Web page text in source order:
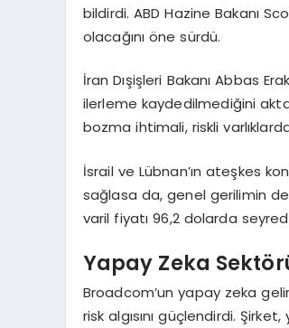
bildirdi. ABD Hazine Bakanı
olacağını öne sürdü.
İran Dışişleri Bakanı Abbas
ilerleme kaydedilmediğini
bozma ihtimali, riskli
İsrail ve Lübnan’ın ateşkes
sağlasa da, genel gerilimin
varil fiyatı 96,2 dolarda
Yapay Zeka
Broadcom’un yapay zeka
risk algısını güçlendirdi.